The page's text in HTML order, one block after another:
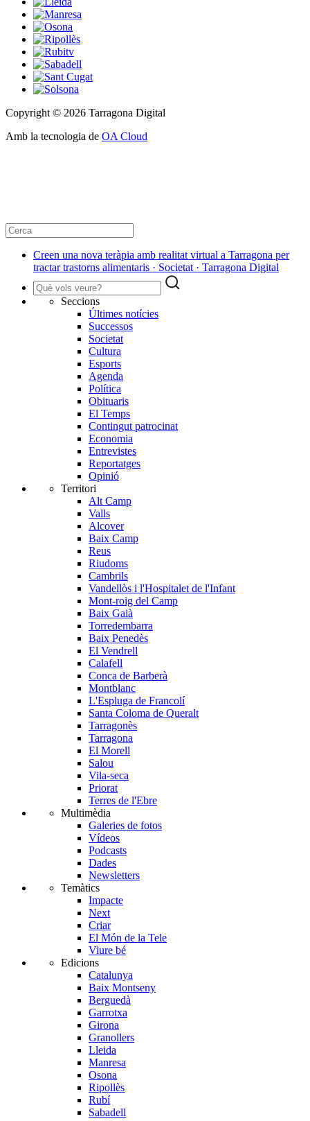
Copyright © 2026 Tarragona Digital
Amb la tecnologia de OA Cloud
Creen una nova teràpia amb realitat virtual a Tarragona per
tractar trastorns alimentaris · Societat · Tarragona Digital
Seccions
Últimes notícies
Successos
Societat
Cultura
Esports
Agenda
Política
Obituaris
El Temps
Contingut patrocinat
Economia
Entrevistes
Reportatges
Opinió
Territori
Alt Camp
Valls
Alcover
Baix Camp
Reus
Riudoms
Cambrils
Vandellòs i l'Hospitalet de l'Infant
Mont-roig del Camp
Baix Gaià
Torredembarra
Baix Penedès
El Vendrell
Calafell
Conca de Barberà
Montblanc
L'Espluga de Francolí
Santa Coloma de Queralt
Tarragonès
Tarragona
El Morell
Salou
Vila-seca
Priorat
Terres de l'Ebre
Multimèdia
Galeries de fotos
Vídeos
Podcasts
Dades
Newsletters
Temàtics
Impacte
Next
Criar
El Món de la Tele
Viure bé
Edicions
Catalunya
Baix Montseny
Berguedà
Garrotxa
Girona
Granollers
Lleida
Manresa
Osona
Ripollès
Rubí
Sabadell